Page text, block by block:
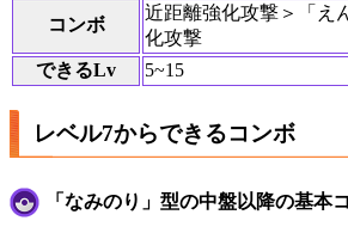
コンボ
近距離強化攻撃＞「え
化攻撃
できるLv
5~15
レベル7からできるコンボ
「なみのり」型の中盤以降の基本